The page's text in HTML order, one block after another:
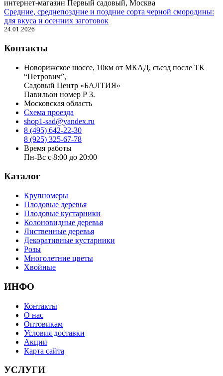
Средние, среднепоздние и поздние сорта черной смородины:
для вкуса и осенних заготовок
24.01.2026
Контакты
Новорижское шоссе, 10км от МКАД, съезд после ТК
“Петрович”,
Садовый Центр «БАЛТИЯ»
Павильон номер Р 3.
Московская область
Схема проезда
shop1-sad@yandex.ru
8 (495) 642-22-30
8 (925) 325-67-78
Время работы
Пн-Вс с 8:00 до 20:00
Каталог
Крупномеры
Плодовые деревья
Плодовые кустарники
Колоновидные деревья
Лиственные деревья
Декоративные кустарники
Розы
Многолетние цветы
Хвойные
ИНФО
Контакты
О нас
Оптовикам
Условия доставки
Акции
Карта сайта
УСЛУГИ